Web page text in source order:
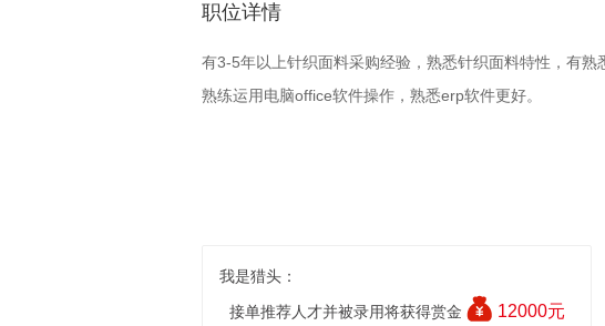
职位详情
有3-5年以上针织面料采购经验，熟悉针织面料特性，有熟
熟练运用电脑office软件操作，熟悉erp软件更好。
我是猎头：
接单推荐人才并被录用将获得赏金
12000元